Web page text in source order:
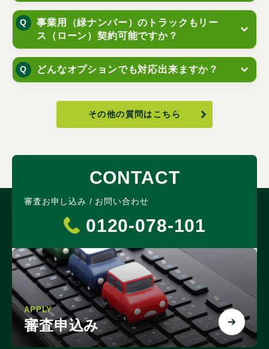
事業用（緑ナンバー）のトラックもリー
ス（ローン）契約可能ですか？
どんなオプションでも対応出来ますか？
その他の質問はこちら
CONTACT
審査お申し込み / お問い合わせ
0120-078-101
APPLY
審査申込み